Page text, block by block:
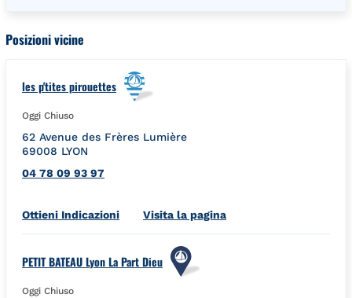
Posizioni vicine
les p'tites pirouettes
Oggi Chiuso
62 Avenue des Frères Lumière
69008 LYON
04 78 09 93 97
Ottieni IndicazioniLink Opens in New Tab
Visita la pagina
PETIT BATEAU Lyon La Part Dieu
Oggi Chiuso